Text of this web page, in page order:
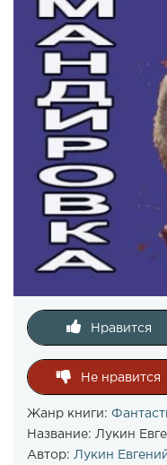
Нравится
Не нравится
Жанр книги:
Название: Лукин
Автор: Лукин Евгений